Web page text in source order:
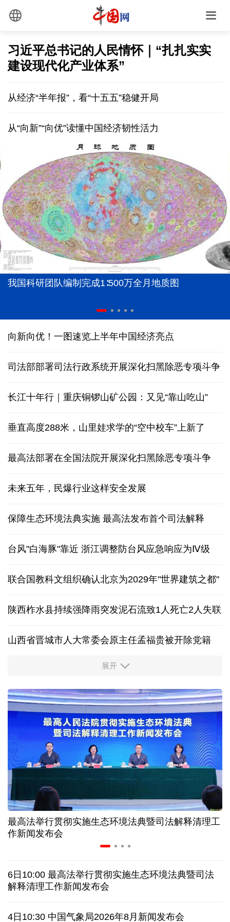
习近平总书记的人民情怀｜“扎扎实实
建设现代化产业体系”
从经济“半年报”，看“十五五”稳健开局
从“向新”“向优”读懂中国经济韧性活力
我国科研团队编制完成1∶500万全月地质图
向新向优！一图速览上半年中国经济亮点
司法部部署司法行政系统开展深化扫黑除恶专项斗争
长江十年行｜重庆铜锣山矿公园：又见“靠山吃山”
垂直高度288米，山里娃求学的“空中校车”上新了
最高法部署在全国法院开展深化扫黑除恶专项斗争
未来五年，民爆行业这样安全发展
保障生态环境法典实施 最高法发布首个司法解释
台风"白海豚"靠近 浙江调整防台风应急响应为Ⅳ级
联合国教科文组织确认北京为2029年"世界建筑之都"
陕西柞水县持续强降雨突发泥石流致1人死亡2人失联
山西省晋城市人大常委会原主任孟福贵被开除党籍
中国多地出台带薪休假新政 释放消费潜力
入境游火热 前7月北京离境退税各项数据均创新高
我国自阿根廷进口的牛肉已达到规定数量的50%
上半年我国黄金消费量511.412吨，同比增长1.23%
AI客服承诺不实、人工客服接入困难 中消协回应
数据有了“身份证” 我国正稳步推进数据产权登记
白宫否认特朗普与赫格塞思因弹药库存短缺发生争执
美媒称美国增派人手 在古巴加大力度开展情报活动
展开
最高法举行贯彻实施生态环境法典暨司法解释清理工
作新闻发布会
6日10:00 最高法举行贯彻实施生态环境法典暨司法
解释清理工作新闻发布会
4日10:30 中国气象局2026年8月新闻发布会